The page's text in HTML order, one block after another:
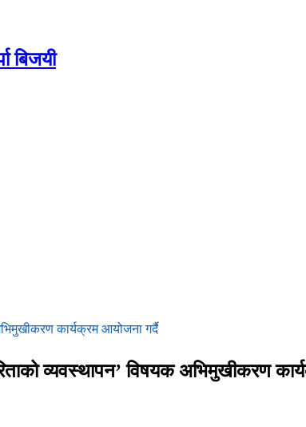
बिजयी
कार्यक्रम आयोजना गर्दै
व्यवस्थापन’ विषयक अभिमुखीकरण